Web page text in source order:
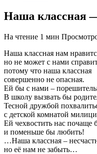
Наша классная
На чтение 1 мин
Наша классная нам
но не может с нами
потому что наша классная
совершенно не опасная.
Ей бы с нами –
В школу вызвать бы
Тесной дружбой
с детской комнатой
Ей чехвостить нас почаще
и поменьше бы любить!
…Наша классная –
но её нам не забыть…